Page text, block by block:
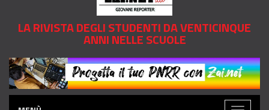
LA RIVISTA DEGLI STUDENTI DA VENTICINQUE
ANNI NELLE SCUOLE